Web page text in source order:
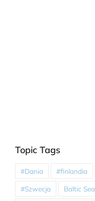
Topic Tags
#Dania #finlandia
#Szwecja Baltic Sea